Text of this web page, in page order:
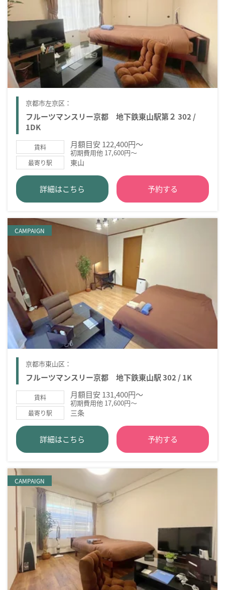
京都市左京区：
フルーツマンスリー京都 地下鉄東山駅第２ 302 /
1DK
賃料 月額目安 122,400円～
初期費用他 17,600円～
最寄り駅 東山
詳細はこちら 予約する
CAMPAIGN
京都市東山区：
フルーツマンスリー京都 地下鉄東山駅 302 / 1K
賃料 月額目安 131,400円～
初期費用他 17,600円～
最寄り駅 三条
詳細はこちら 予約する
CAMPAIGN